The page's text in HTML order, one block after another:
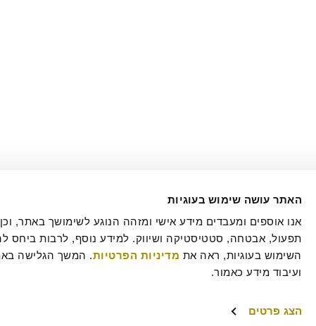
האתר עושה שימוש בעוגיות
השימוש בעוגיות, ראה את מדיניות הפרטיות
ועיבוד מידע כאמור.
הצג פרטים
הצהרת נגישות מדיניות פרטיות ביטול עסקה מדיניות ביטולים וסדנאות שאלות
תקנון מדיניות מצלמות אבטחה